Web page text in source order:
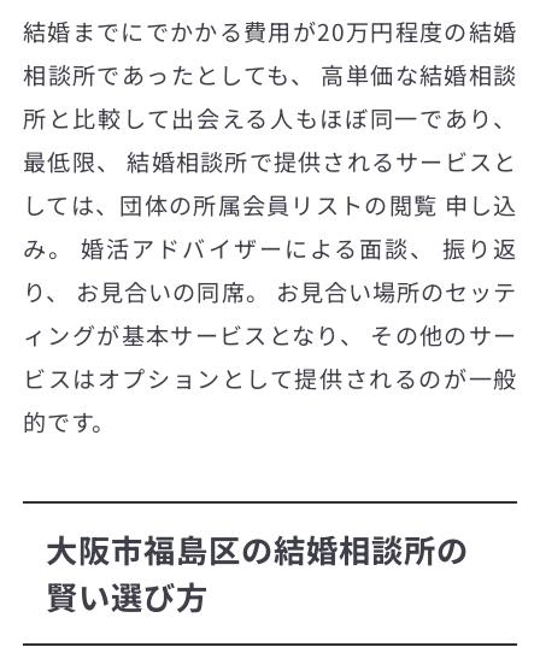
結婚までにでかかる費用が20万円程度の結婚
相談所であったとしても、 高単価な結婚相談
所と比較して出会える人もほぼ同一であり、
最低限、 結婚相談所で提供されるサービスと
しては、団体の所属会員リストの閲覧 申し込
み。 婚活アドバイザーによる面談、 振り返
り、 お見合いの同席。 お見合い場所のセッテ
ィングが基本サービスとなり、 その他のサー
ビスはオプションとして提供されるのが一般
的です。
大阪市福島区の結婚相談所の
賢い選び方